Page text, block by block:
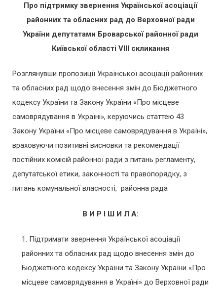
Про підтримку звернення Української асоціації
районних та обласних рад до Верховної ради
України депутатами Броварської районної ради
Київської області VIІI скликання
Розглянувши пропозиції Української асоціації районних
та обласних рад щодо внесення змін до Бюджетного
кодексу України та Закону України «Про місцеве
самоврядування в Україні», керуючись статтею 43
Закону України «Про місцеве самоврядування в Україні»,
враховуючи позитивні висновки та рекомендації
постійних комісій районної ради з питань регламенту,
депутатської етики, законності та правопорядку, з
питань комунальної власності, районна рада
В И Р І Ш И Л А:
Підтримати звернення Української асоціації
районних та обласних рад щодо внесення змін до
Бюджетного кодексу України та Закону України «Про
місцеве самоврядування в Україні» до Верховної ради